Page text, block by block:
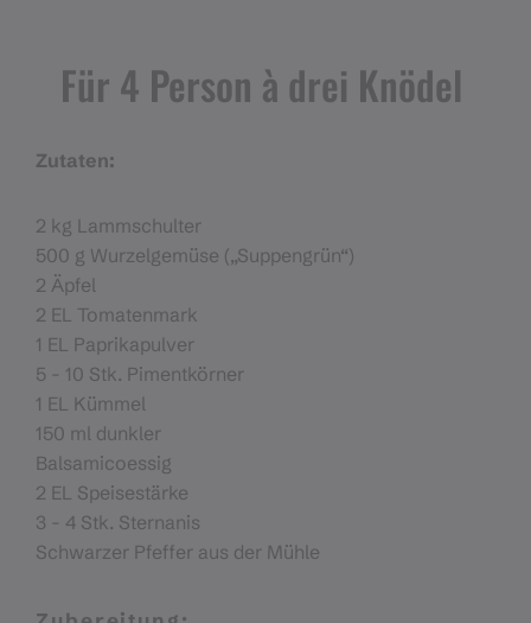
Für 4 Person à drei Knödel
Zutaten:
2 kg Lammschulter
500 g Wurzelgemüse („Suppengrün“)
2 Äpfel
2 EL Tomatenmark
1 EL Paprikapulver
5 - 10 Stk. Pimentkörner
1 EL Kümmel
150 ml dunkler
Balsamicoessig
2 EL Speisestärke
3 - 4 Stk. Sternanis
Schwarzer Pfeffer aus der Mühle